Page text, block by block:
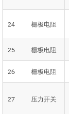
24 栅极电阻
25 栅极电阻
26 栅极电阻
27 压力开关